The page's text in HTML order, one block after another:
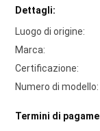
Dettagli:
Luogo di origine:
Marca:
Certificazione:
Numero di modello:
Termini di